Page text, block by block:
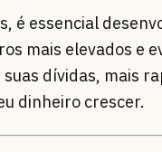
é essencial
mais elevados e
dívidas, mais
dinheiro crescer.